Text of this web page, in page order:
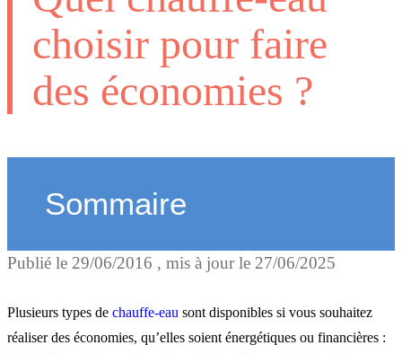
choisir pour faire
des économies ?
Sommaire
Le chauffe-eau
thermodynamique
Publié le 29/06/2016 , mis à jour le 27/06/2025
Plusieurs types de chauffe-eau sont disponibles si vous souhaitez
réaliser des économies, qu’elles soient énergétiques ou financières :